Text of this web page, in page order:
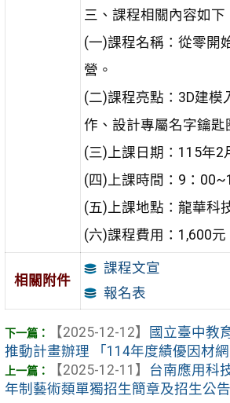
三、課程相關內容如下
(一)課程名稱：從零開
營。
(二)課程亮點：3D建模
作、設計專屬名字鑰匙
(三)上課日期：115年2
(四)上課時間：9：
(五)上課地點：龍華科
(六)課程費用：1,600元
相關附件
課程文宣
報名表
【2025-12-12】
國立臺中教
推動計畫辦理 「114年度績優因材網
【2025-12-11】
台南應用科
年制藝術類單獨招生簡章及招生公告